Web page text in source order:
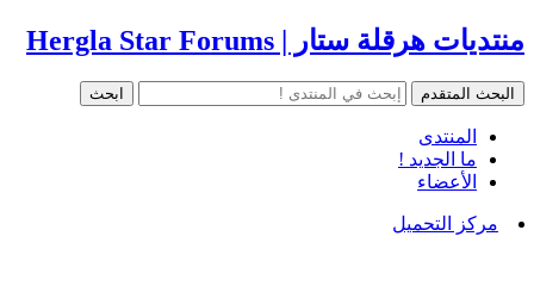
منتديات هرقلة ستار | Hergla Star Forums
المنتدى
ما الجديد !
الأعضاء
مركز التحميل